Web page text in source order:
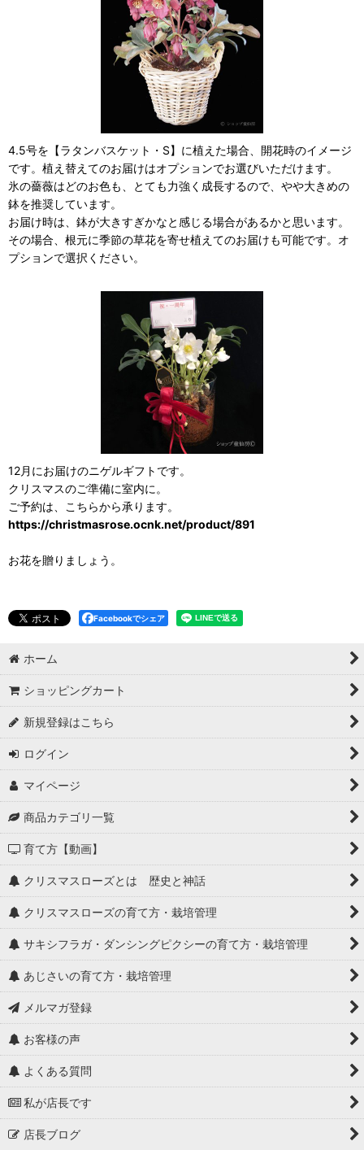
4.5号を【ラタンバスケット・S】に植えた場合、開花時のイメージ
です。植え替えてのお届けはオプションでお選びいただけます。
氷の薔薇はどのお色も、とても力強く成長するので、やや大きめの
鉢を推奨しています。
お届け時は、鉢が大きすぎかなと感じる場合があるかと思います。
その場合、根元に季節の草花を寄せ植えてのお届けも可能です。オ
プションで選択ください。
12月にお届けのニゲルギフトです。
クリスマスのご準備に室内に。
ご予約は、こちらから承ります。
https://christmasrose.ocnk.net/product/891
お花を贈りましょう。
Facebookでシェア
ホーム
ショッピングカート
新規登録はこちら
ログイン
マイページ
商品カテゴリ一覧
育て方【動画】
クリスマスローズとは 歴史と神話
クリスマスローズの育て方・栽培管理
サキシフラガ・ダンシングピクシーの育て方・栽培管理
あじさいの育て方・栽培管理
メルマガ登録
お客様の声
よくある質問
私が店長です
店長ブログ